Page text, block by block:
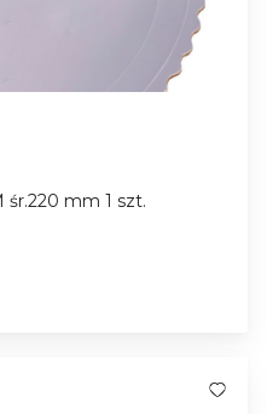
śr.220 mm 1 szt.